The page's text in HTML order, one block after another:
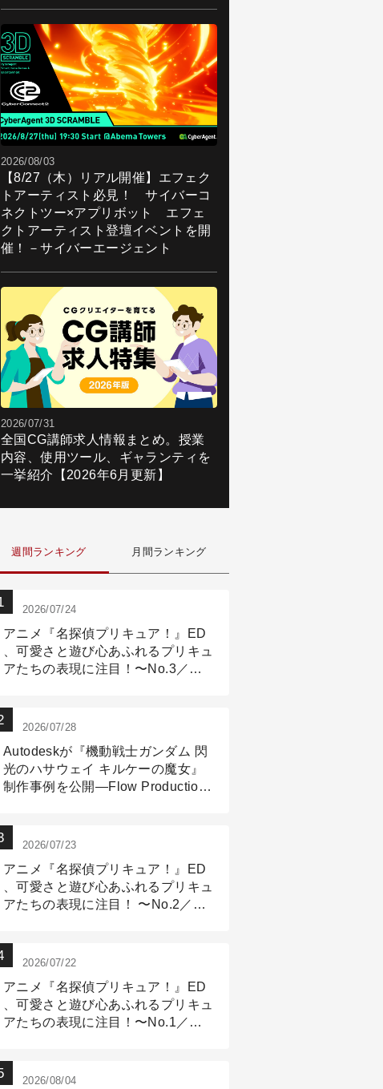
2026/08/03
【8/27（木）リアル開催】エフェク
トアーティスト必見！ サイバーコ
ネクトツー×アプリボット エフェ
クトアーティスト登壇イベントを開
催！－サイバーエージェント
2026/07/31
全国CG講師求人情報まとめ。授業
内容、使用ツール、ギャランティを
一挙紹介【2026年6月更新】
週間ランキング 月間ランキング
2026/07/24
アニメ『名探偵プリキュア！』ED
、可愛さと遊び心あふれるプリキュ
アたちの表現に注目！〜No.3／ア
2026/07/28
Autodeskが『機動戦士ガンダム 閃
光のハサウェイ キルケーの魔女』
制作事例を公開―Flow Production
2026/07/23
アニメ『名探偵プリキュア！』ED
、可愛さと遊び心あふれるプリキュ
アたちの表現に注目！ 〜No.2／モ
2026/07/22
アニメ『名探偵プリキュア！』ED
、可愛さと遊び心あふれるプリキュ
アたちの表現に注目！〜No.1／演
2026/08/04